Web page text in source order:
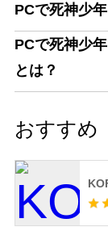
PCで死神少
PCで死神少
とは？
おすすめ